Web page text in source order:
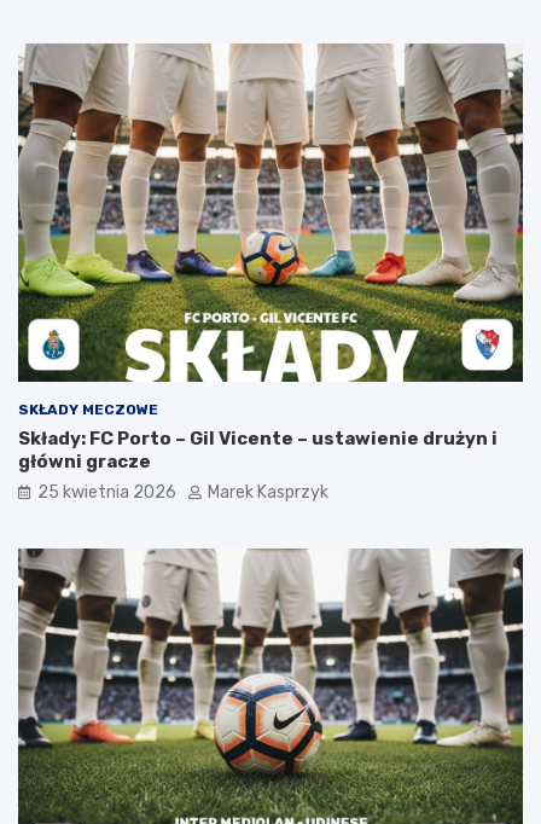
SKŁADY MECZOWE
Składy: FC Porto – Gil Vicente – ustawienie drużyn i
główni gracze
25 kwietnia 2026 Marek Kasprzyk